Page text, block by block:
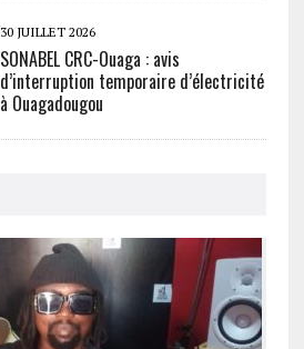
30 JUILLET 2026
SONABEL CRC-Ouaga : avis
d’interruption temporaire d’électricité
à Ouagadougou